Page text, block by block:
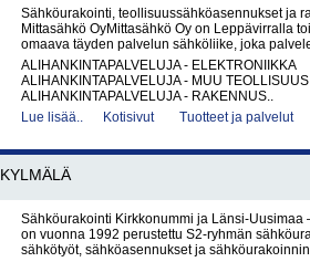
Sähköurakointi, teollisuussähköasennukset ja
Mittasähkö OyMittasähkö Oy on Leppävirralla
omaava täyden palvelun sähköliike, joka
ALIHANKINTAPALVELUJA - ELEKTRONIIKKA
ALIHANKINTAPALVELUJA - MUU TEOLLISUUS
ALIHANKINTAPALVELUJA - RAKENNUS..
Lue lisää..
Kotisivut Tuotteet ja palvelut
KYLMÄLÄ
Sähköurakointi Kirkkonummi ja Länsi-Uusimaa
on vuonna 1992 perustettu S2-ryhmän
sähkötyöt, sähköasennukset ja